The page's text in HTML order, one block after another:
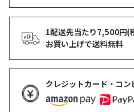
1配送先当たり7,500円(
お買い上げで送料無料
クレジットカード・コ